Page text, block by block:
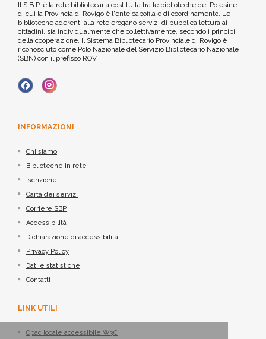
Il S.B.P. è la rete bibliotecaria costituita tra le biblioteche del Polesine
di cui la Provincia di Rovigo è l'ente capofila e di coordinamento. Le
biblioteche aderenti alla rete erogano servizi di pubblica lettura ai
cittadini, sia individualmente che collettivamente, secondo i principi
della cooperazione. Il Sistema Bibliotecario Provinciale di Rovigo è
riconosciuto come Polo Nazionale del Servizio Bibliotecario Nazionale
(SBN) con il prefisso ROV.
INFORMAZIONI
Chi siamo
Biblioteche in rete
Iscrizione
Carta dei servizi
Corriere SBP
Accessibilità
Dichiarazione di accessibilità
Privacy Policy
Dati e statistiche
Contatti
LINK UTILI
Opac locale accessibile W3C